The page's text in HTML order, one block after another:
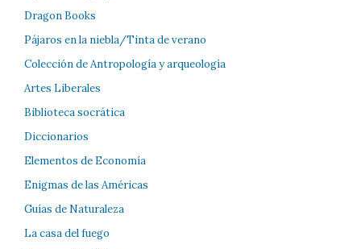
Dragon Books
Pájaros en la niebla/Tinta de verano
Colección de Antropología y arqueología
Artes Liberales
Biblioteca socrática
Diccionarios
Elementos de Economía
Enigmas de las Américas
Guías de Naturaleza
La casa del fuego